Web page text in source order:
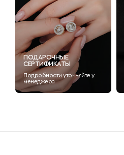
ПОДАРОЧНЫЕ
СЕРТИФИКАТЫ
Подробности уточняйте у
менеджера